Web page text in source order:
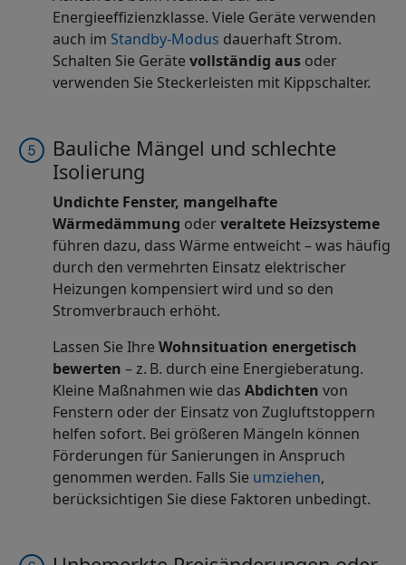
Energieeffizienzklasse. Viele Geräte verwenden
auch im Standby-Modus dauerhaft Strom.
Schalten Sie Geräte vollständig aus oder
verwenden Sie Steckerleisten mit Kippschalter.
Bauliche Mängel und schlechte
Isolierung
Undichte Fenster, mangelhafte
Wärmedämmung oderveraltete Heizsysteme
führen dazu, dass Wärme entweicht – was häufig
durch den vermehrten Einsatz elektrischer
Heizungen kompensiert wird und so den
Stromverbrauch erhöht.
Lassen Sie Ihre Wohnsituation energetisch
bewerten – z. B. durch eine Energieberatung.
Kleine Maßnahmen wie das Abdichten von
Fenstern oder der Einsatz von Zugluftstoppern
helfen sofort. Bei größeren Mängeln können
Förderungen für Sanierungen in Anspruch
genommen werden. Falls Sie umziehen,
berücksichtigen Sie diese Faktoren unbedingt.